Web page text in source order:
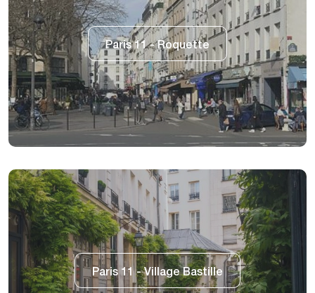
Paris 11 - Roquette
Paris 11 - Village Bastille